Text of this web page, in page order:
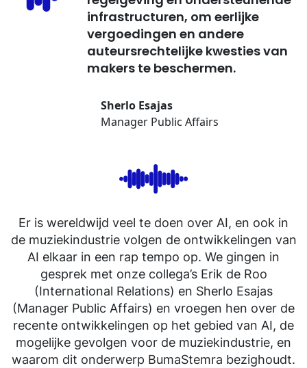
infrastructuren, om eerlijke
vergoedingen en andere
auteursrechtelijke kwesties van
makers te beschermen.
Sherlo Esajas
Manager Public Affairs
Er is wereldwijd veel te doen over AI, en ook in
de muziekindustrie volgen de ontwikkelingen van
AI elkaar in een rap tempo op. We gingen in
gesprek met onze collega’s Erik de Roo
(International Relations) en Sherlo Esajas
(Manager Public Affairs) en vroegen hen over de
recente ontwikkelingen op het gebied van AI, de
mogelijke gevolgen voor de muziekindustrie, en
waarom dit onderwerp BumaStemra bezighoudt.